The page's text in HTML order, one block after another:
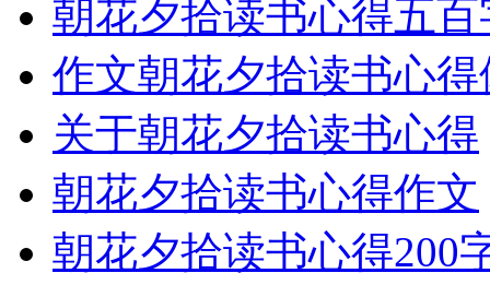
朝花夕拾读书心得五百
作文朝花夕拾读书心得
关于朝花夕拾读书心得
朝花夕拾读书心得作文
朝花夕拾读书心得200